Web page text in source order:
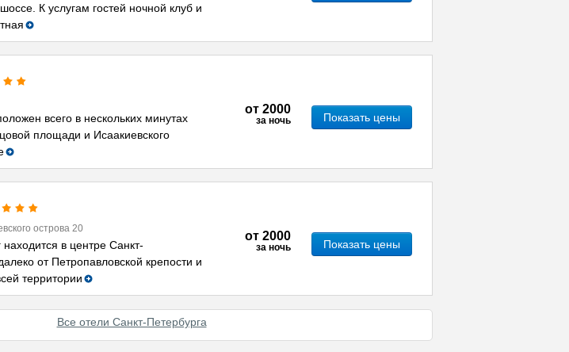
К услугам гостей ночной клуб и
всего в нескольких минутах
площади и Исаакиевского
от 2000
за ночь Показать цены
острова 20
в центре Санкт-
от Петропавловской крепости и
территории
от 2000
за ночь Показать цены
Все отели Санкт-Петербурга